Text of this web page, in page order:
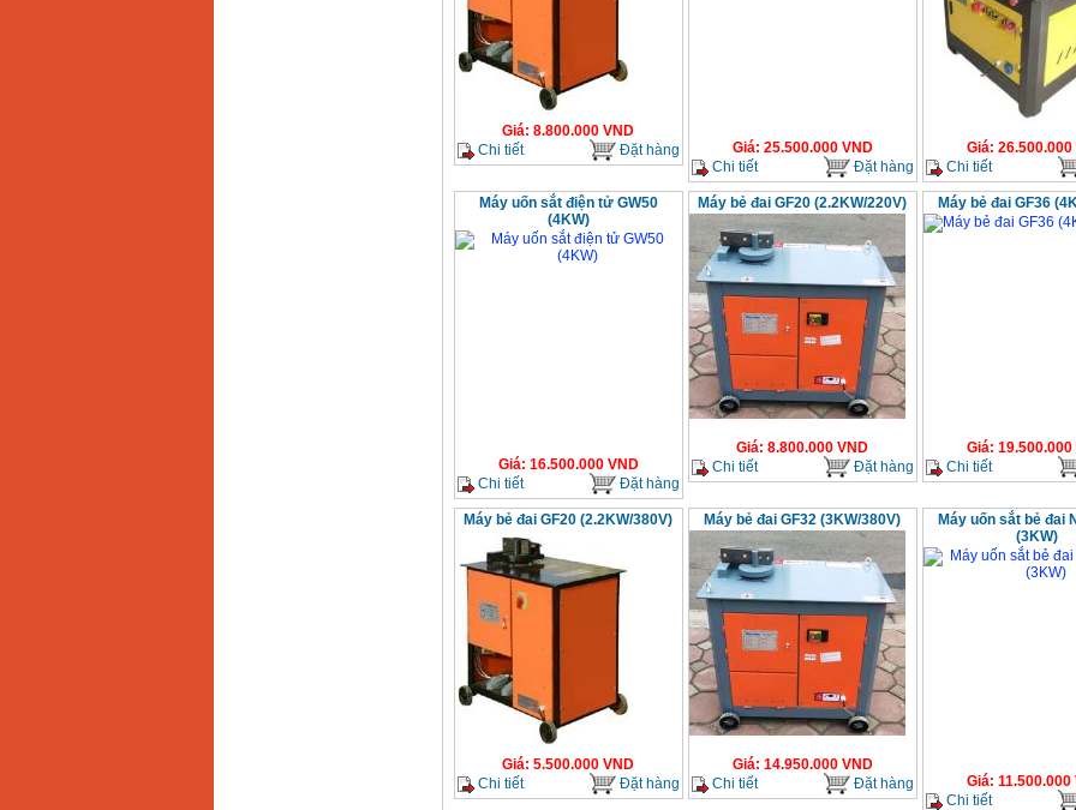
Giá: 8.800.000 VND
Chi tiết
Đặt hàng Giá: 25.500.000VND
Chi tiết
Đặt hàng
Giá: 26.500.000
Chi tiết
Máy uốn sắt điện tử GW50
(4KW)
Giá: 16.500.000VND
Chi tiết
Đặt hàng
Máy bẻ đai GF20 (2.2KW/220V)
Giá: 8.800.000 VND
Chi tiết
Đặt hàng
Máy bẻ đai GF36
Giá: 19.500.000
Chi tiết
Máy bẻ đai GF20 (2.2KW/380V)
Giá: 5.500.000 VND
Chi tiết
Đặt hàng
Máy bẻ đai GF32 (3KW/380V)
Giá: 14.950.000VND
Chi tiết
Đặt hàng
Máy uốn sắt bẻ đai
(3KW)
Giá: 11.500.000
Chi tiết